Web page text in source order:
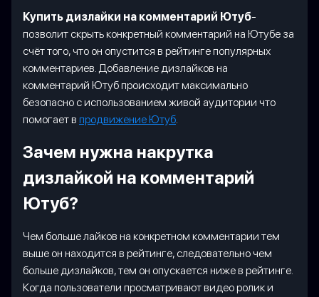
Купить дизлайки на комментарий Ютуб-
позволит скрыть конкретный комментарий на Ютубе за
счёт того, что он опустится в рейтинге популярных
комментариев. Добавление дизлайков на
комментарий Ютуб происходит максимально
безопасно с использованием живой аудитории что
помогает в продвижение Ютуб.
Зачем нужна накрутка
дизлайкой на комментарий
Ютуб?
Чем больше лайков на конкретном комментарии тем
выше он находится в рейтинге, следовательно чем
больше дизлайков, тем он опускается ниже в рейтинге.
Когда пользователи просматривают видео ролик и